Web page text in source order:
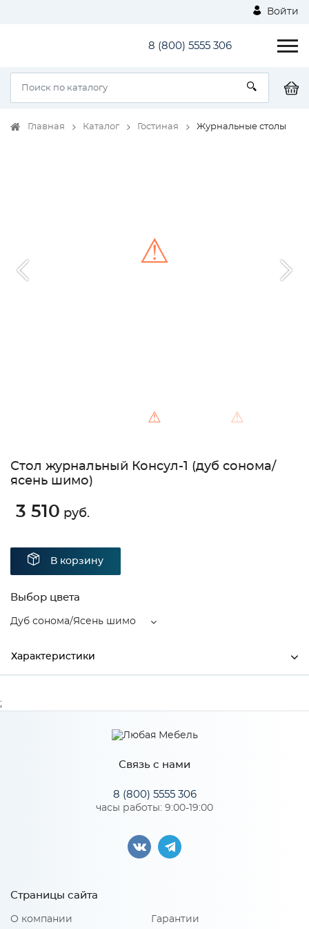
Войти
8 (800) 5555 306
Главная Каталог Гостиная Журнальные столы
⚠ ⚠
⚠
Стол журнальный Консул-1 (дуб сонома/
ясень шимо)
3 510 руб.
В корзину
Выбор цвета
Дуб сонома/Ясень шимо
Характеристики
Дуб сонома/Ясень шимо
ЛДСП
Особенности
Опоры: Колесные опоры 50 мм Кромка: ПВХ, 0,4мм
Связь с нами
8 (800) 5555 306
часы работы: 9:00-19:00
Страницы сайта
О компании Гарантии
;